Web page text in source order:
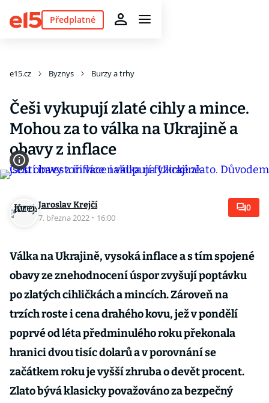
Předplatné
e15.cz Byznys Burzy a trhy
Češi vykupují zlaté cihly a mince.
Mohou za to válka na Ukrajině a
obavy z inflace
Jaroslav Krejčí
7. března 2022 · 16:00
0
Válka na Ukrajině, vysoká inflace a s tím spojené
obavy ze znehodnocení úspor zvyšují poptávku
po zlatých cihličkách a mincích. Zároveň na
trzích roste i cena drahého kovu, jež v pondělí
poprvé od léta předminulého roku překonala
hranici dvou tisíc dolarů a v porovnání se
začátkem roku je vyšší zhruba o devět procent.
Zlato bývá klasicky považováno za bezpečný